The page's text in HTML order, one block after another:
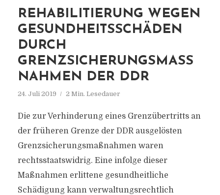
REHABILITIERUNG WEGEN
GESUNDHEITSSCHÄDEN
DURCH
GRENZSICHERUNGSMASSN
AHMEN DER DDR
24. Juli 2019 2 Min. Lesedauer
Die zur Verhinderung eines Grenzübertritts an
der früheren Grenze der DDR ausgelösten
Grenzsicherungsmaßnahmen waren
rechtsstaatswidrig. Eine infolge dieser
Maßnahmen erlittene gesundheitliche
Schädigung kann verwaltungsrechtlich